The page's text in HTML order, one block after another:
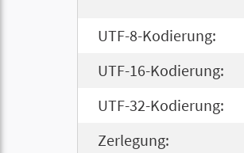
UTF-8-Kodierung:
UTF-16-Kodierung:
UTF-32-Kodierung:
Zerlegung: